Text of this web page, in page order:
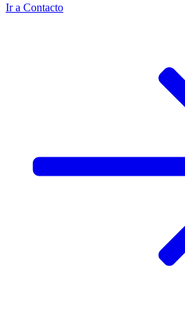
Ir a Contacto